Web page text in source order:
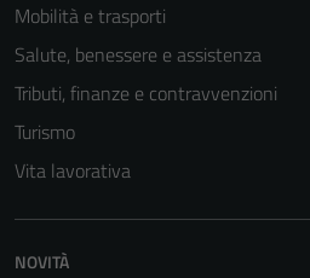
Mobilità e trasporti
Salute, benessere e assistenza
Tributi, finanze e contravvenzioni
Turismo
Vita lavorativa
NOVITÀ